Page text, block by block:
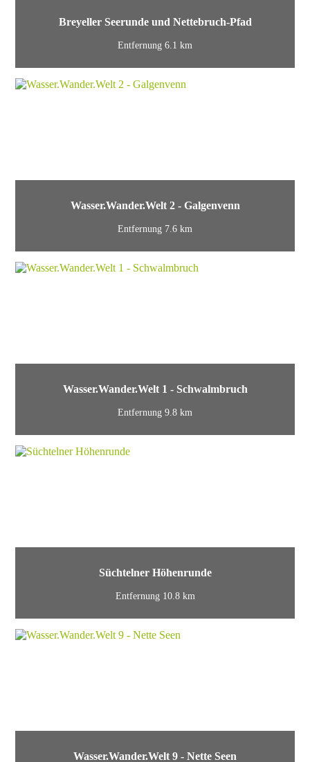
Breyeller Seerunde und Nettebruch-Pfad
Entfernung 6.1 km
Wasser.Wander.Welt 2 - Galgenvenn
Entfernung 7.6 km
Wasser.Wander.Welt 1 - Schwalmbruch
Entfernung 9.8 km
Süchtelner Höhenrunde
Entfernung 10.8 km
Wasser.Wander.Welt 9 - Nette Seen